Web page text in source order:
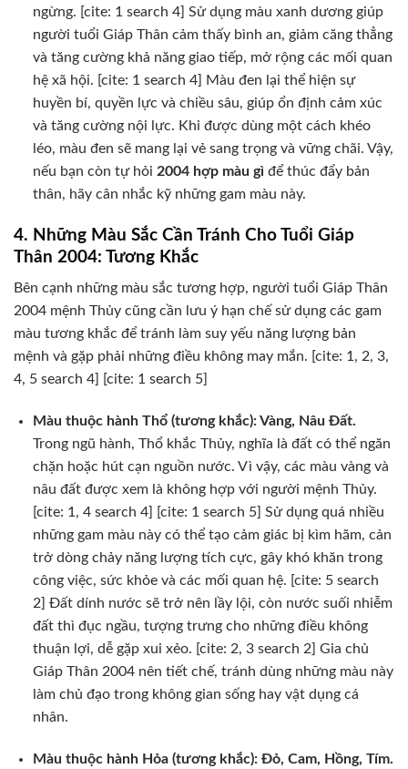
ngừng. [cite: 1 search 4] Sử dụng màu xanh dương giúp
người tuổi Giáp Thân cảm thấy bình an, giảm căng thẳng
và tăng cường khả năng giao tiếp, mở rộng các mối quan
hệ xã hội. [cite: 1 search 4] Màu đen lại thể hiện sự
huyền bí, quyền lực và chiều sâu, giúp ổn định cảm xúc
và tăng cường nội lực. Khi được dùng một cách khéo
léo, màu đen sẽ mang lại vẻ sang trọng và vững chãi. Vậy,
nếu bạn còn tự hỏi 2004 hợp màu gì để thúc đẩy bản
thân, hãy cân nhắc kỹ những gam màu này.
4. Những Màu Sắc Cần Tránh Cho Tuổi Giáp
Thân 2004: Tương Khắc
Bên cạnh những màu sắc tương hợp, người tuổi Giáp Thân
2004 mệnh Thủy cũng cần lưu ý hạn chế sử dụng các gam
màu tương khắc để tránh làm suy yếu năng lượng bản
mệnh và gặp phải những điều không may mắn. [cite: 1, 2, 3,
4, 5 search 4] [cite: 1 search 5]
Màu thuộc hành Thổ (tương khắc): Vàng, Nâu Đất.
Trong ngũ hành, Thổ khắc Thủy, nghĩa là đất có thể ngăn
chặn hoặc hút cạn nguồn nước. Vì vậy, các màu vàng và
nâu đất được xem là không hợp với người mệnh Thủy.
[cite: 1, 4 search 4] [cite: 1 search 5] Sử dụng quá nhiều
những gam màu này có thể tạo cảm giác bị kìm hãm, cản
trở dòng chảy năng lượng tích cực, gây khó khăn trong
công việc, sức khỏe và các mối quan hệ. [cite: 5 search
2] Đất dính nước sẽ trở nên lầy lội, còn nước suối nhiễm
đất thì đục ngầu, tượng trưng cho những điều không
thuận lợi, dễ gặp xui xẻo. [cite: 2, 3 search 2] Gia chủ
Giáp Thân 2004 nên tiết chế, tránh dùng những màu này
làm chủ đạo trong không gian sống hay vật dụng cá
nhân.
Màu thuộc hành Hỏa (tương khắc): Đỏ, Cam, Hồng, Tím.